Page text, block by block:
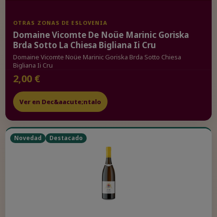
OTRAS ZONAS DE ESLOVENIA
Domaine Vicomte De Noüe Marinic Goriska
Brda Sotto La Chiesa Bigliana Ii Cru
Domaine Vicomte Noüe Marinic Goriska Brda Sotto Chiesa
Bigliana Ii Cru
2,00 €
Ver en Dec&aacute;ntalo
Novedad Destacado